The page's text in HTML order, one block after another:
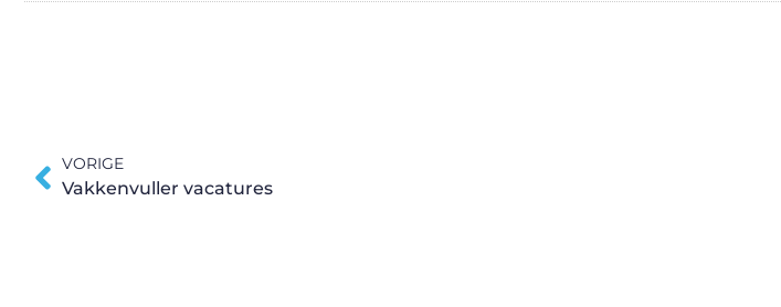
VORIGE
Vakkenvuller vacatures